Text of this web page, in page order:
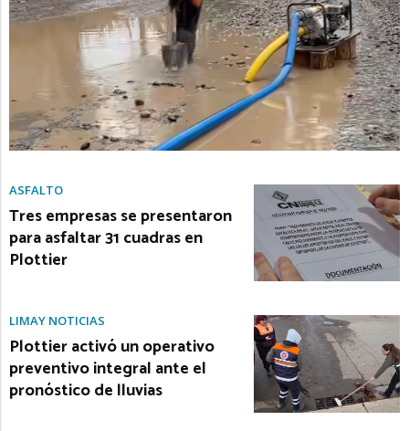
ASFALTO
Tres empresas se presentaron
para asfaltar 31 cuadras en
Plottier
LIMAY NOTICIAS
Plottier activó un operativo
preventivo integral ante el
pronóstico de lluvias